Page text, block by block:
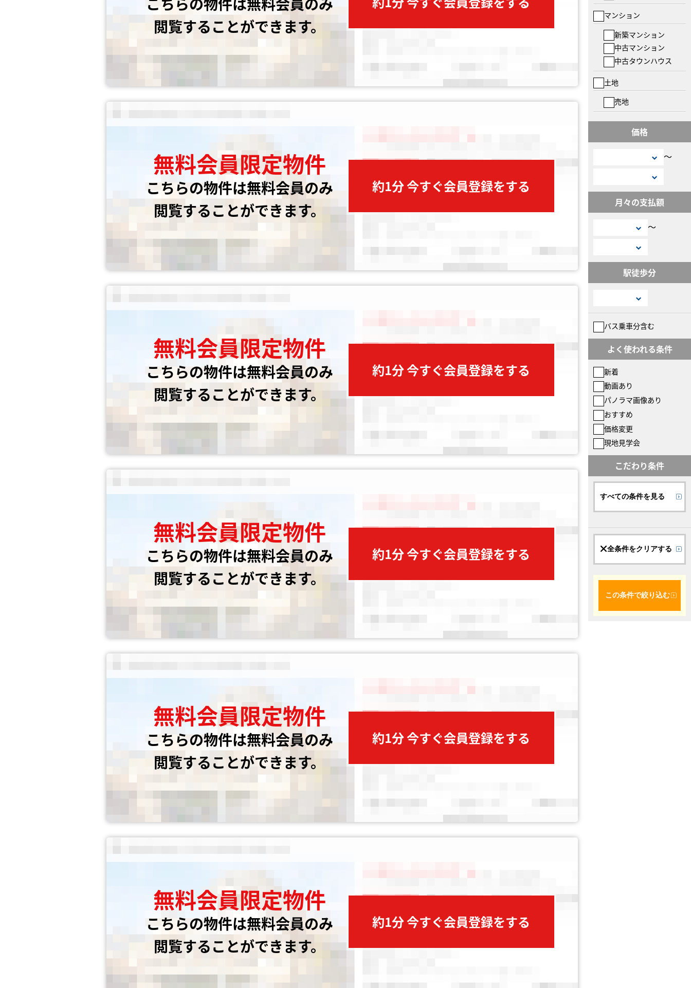
閲覧することができます。
無料会員限定物件
こちらの物件は無料会員のみ
閲覧することができます。
約1分 今すぐ会員登録をする
無料会員限定物件
こちらの物件は無料会員のみ
閲覧することができます。
約1分 今すぐ会員登録をする
無料会員限定物件
こちらの物件は無料会員のみ
閲覧することができます。
約1分 今すぐ会員登録をする
無料会員限定物件
こちらの物件は無料会員のみ
閲覧することができます。
約1分 今すぐ会員登録をする
無料会員限定物件
こちらの物件は無料会員のみ
閲覧することができます。
約1分 今すぐ会員登録をする
マンション
新築マンション
中古マンション
中古タウンハウス
土地
売地
価格
〜
月々の支払額
〜
駅徒歩分
バス乗車分含む
よく使われる条件
新着
動画あり
パノラマ画像あり
おすすめ
価格変更
現地見学会
こだわり条件
すべての条件を見る
全条件をクリアする
この条件で絞り込む